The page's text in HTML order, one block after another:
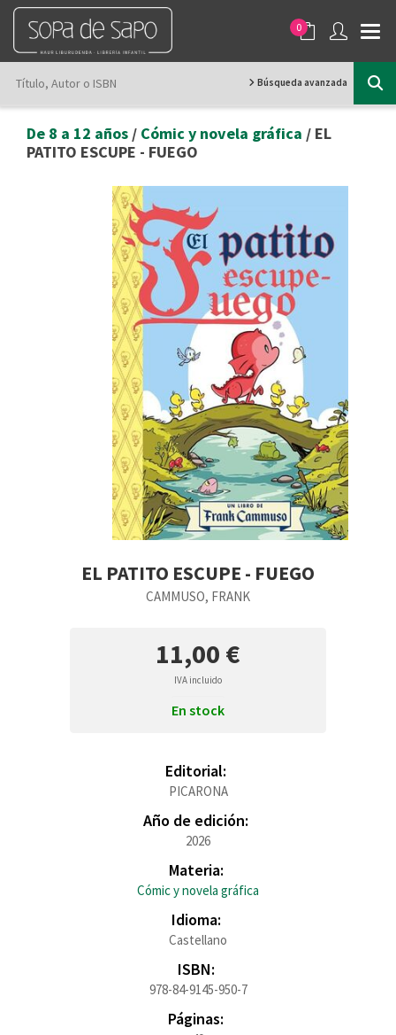
0
Búsqueda avanzada
De 8 a 12 años / Cómic y novela gráfica / EL
PATITO ESCUPE - FUEGO
EL PATITO ESCUPE - FUEGO
CAMMUSO, FRANK
11,00 €
IVA incluido
En stock
Editorial:
PICARONA
Año de edición:
2026
Materia:
Cómic y novela gráfica
Idioma:
Castellano
ISBN:
978-84-9145-950-7
Páginas: